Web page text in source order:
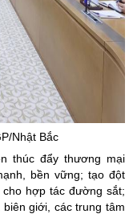
Nhật Bắc
thúc đẩy thương mại
bền vững; tạo đột
hợp tác đường sắt;
giới, các trung tâm